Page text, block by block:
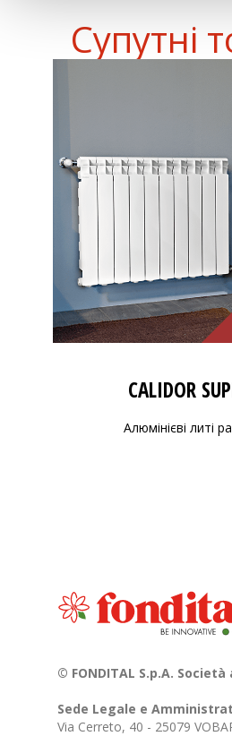
Супутні
CALIDOR
Алюмінієві литі
© FONDITAL S.p.A.
Sede Legale e
Via Cerreto, 40 - 25079